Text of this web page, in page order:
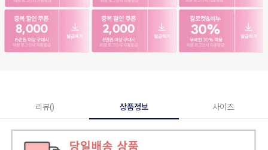
리뷰() 상품정보 사이즈